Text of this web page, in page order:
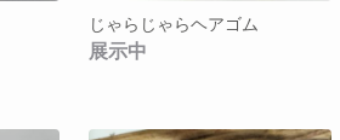
じゃらじゃらヘアゴム
展示中